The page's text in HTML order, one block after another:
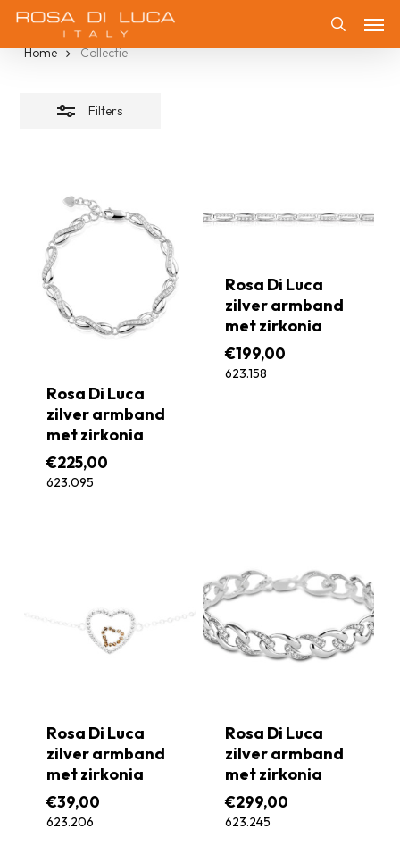
Skip
main
Collectie
Home Collectie
Filters
Filters
Rosa Di Luca
zilver armband
met zirkonia
€225,00
623.095
Rosa Di Luca
zilver armband
met zirkonia
€199,00
623.158
Rosa Di Luca
zilver armband
met zirkonia
€39,00
623.206
Rosa Di Luca
zilver armband
met zirkonia
€299,00
623.245